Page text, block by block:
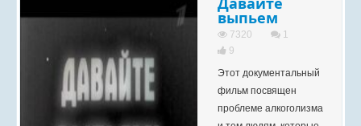
выпьем
7320
1
9
Этот документальный
фильм посвящен
проблеме алкоголизма